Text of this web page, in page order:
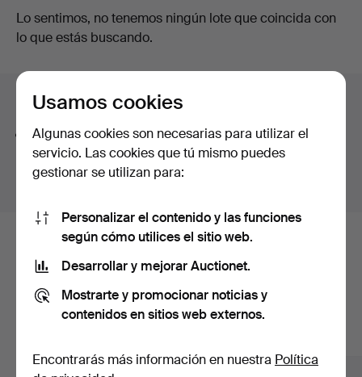
Subastas
curso
Lo sentimos, no tenemos ningún lote que coincida con
lo que estás buscando.
Consejos para mejorar la búsqueda
La función de búsqueda también admite partes de
palabras. Por ejemplo si buscasbrazte aparecerán
resultados parabraz alete.
Estos son los lotes existentes
nuestro archivo que coinciden con
tu búsqueda.
Usamos cookies
Algunas cookies son necesarias para utilizar el
servicio. Las cookies que tú mismo puedes
gestionar se utilizan para:
Personalizar el contenido y las funciones
según cómo utilices el sitio web.
Desarrollar y mejorar Auctionet.
Mostrarte y promocionar noticias y
contenidos en sitios web externos.
Encontrarás más información en nuestra Política